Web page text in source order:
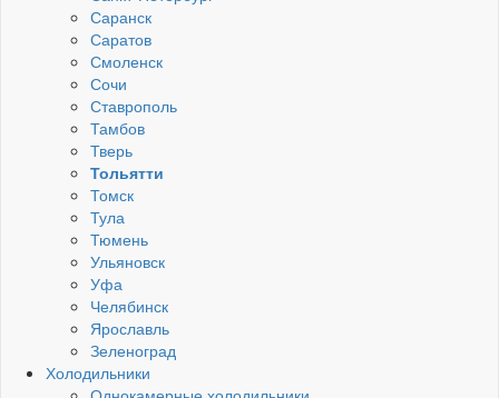
Саранск
Саратов
Смоленск
Сочи
Ставрополь
Тамбов
Тверь
Тольятти
Томск
Тула
Тюмень
Ульяновск
Уфа
Челябинск
Ярославль
Зеленоград
Холодильники